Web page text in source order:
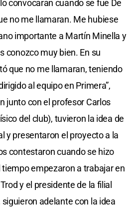
convocaran cuando se fue De
no me llamaran. Me hubiese
importante a Martín Minella y
conozco muy bien. En su
que no me llamaran, teniendo
al equipo en Primera”,
junto con el profesor Carlos
del club), tuvieron la idea de
y presentaron el proyecto a la
contestaron cuando se hizo
empezaron a trabajar en
y el presidente de la filial
adelante con la idea